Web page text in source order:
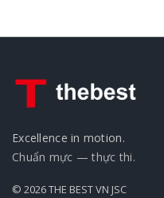
Excellence in motion.
Chuẩn mực — thực thi.
© 2026 THE BEST VN JSC